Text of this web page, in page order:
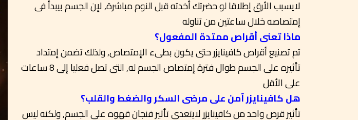
إمتصاصه خلال ساعتين من تناوله
ماذا تعنى أقراص ممتدة المفعول؟
تأثيره على الجسم طوال فترة إمتصاص الجسم له, التى تصل فعليا إلى 8 ساعات
على الأقل
هل كافينايزر آمن على مرضى السكر والضغط والقلب؟